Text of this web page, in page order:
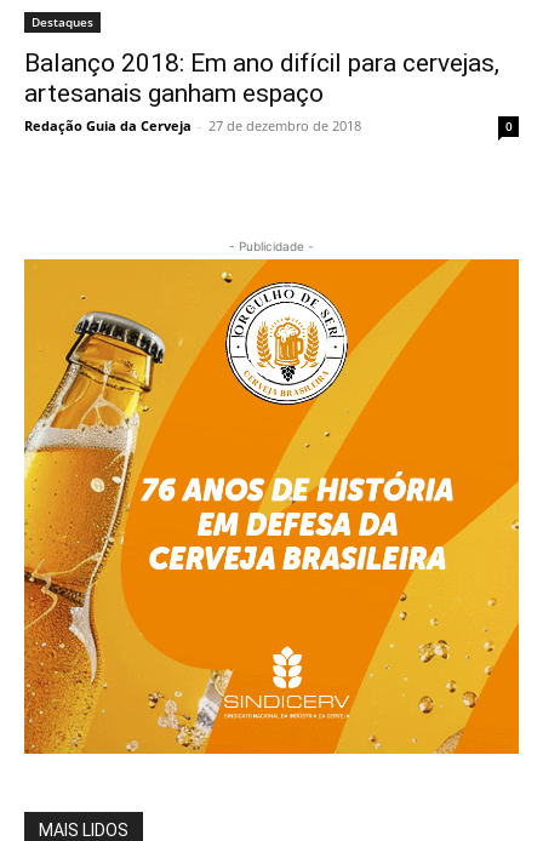
Destaques
Balanço 2018: Em ano difícil para cervejas,
artesanais ganham espaço
Redação Guia da Cerveja - 27 de dezembro de 2018 0
- Publicidade -
MAIS LIDOS